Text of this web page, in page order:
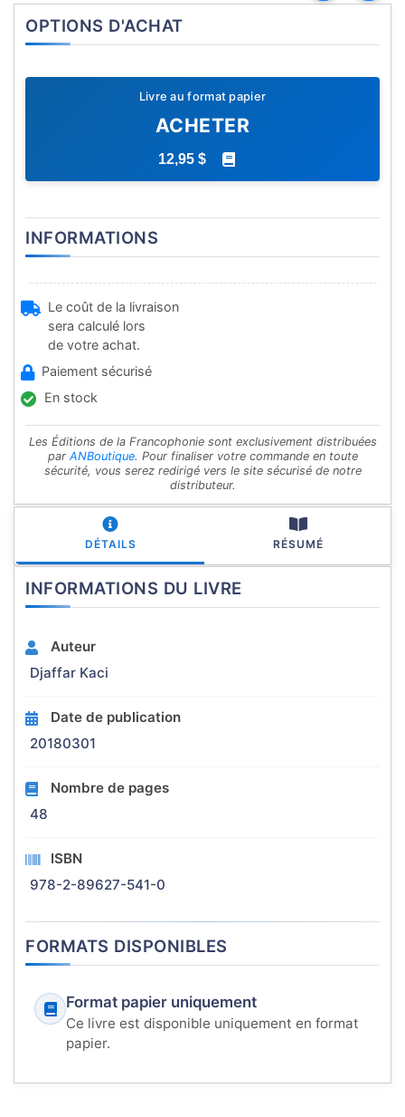
OPTIONS D'ACHAT
Livre au format papier
ACHETER
12,95 $
INFORMATIONS
Le coût de la livraison
sera calculé lors
de votre achat.
Paiement sécurisé
En stock
Les Éditions de la Francophonie sont exclusivement distribuées
par ANBoutique. Pour finaliser votre commande en toute
sécurité, vous serez redirigé vers le site sécurisé de notre
distributeur.
DÉTAILS RÉSUMÉ
INFORMATIONS DU LIVRE
Auteur
Djaffar Kaci
Date de publication
20180301
Nombre de pages
48
ISBN
978-2-89627-541-0
FORMATS DISPONIBLES
Format papier uniquement
Ce livre est disponible uniquement en format
papier.